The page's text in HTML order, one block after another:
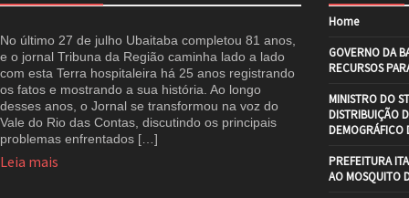
No último 27 de julho Ubaitaba completou 81 anos,
e o jornal Tribuna da Região caminha lado a lado
com esta Terra hospitaleira há 25 anos registrando
os fatos e mostrando a sua história. Ao longo
desses anos, o Jornal se transformou na voz do
Vale do Rio das Contas, discutindo os principais
problemas enfrentados […]
Leia mais
Home
GOVERNO DA
RECURSOS
MINISTRO DO
DISTRIBUIÇÃO
DEMOGRÁFICO
PREFEITURA
AO MOSQUITO